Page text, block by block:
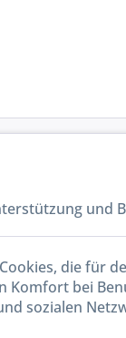
und
770
Uhr
die für
Komfort bei
sozialen